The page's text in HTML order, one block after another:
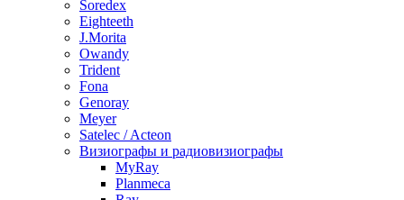
Soredex
Eighteeth
J.Morita
Owandy
Trident
Fona
Genoray
Meyer
Satelec / Acteon
Визиографы и радиовизиографы
MyRay
Planmeca